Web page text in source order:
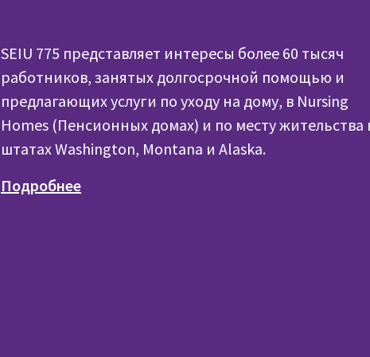
SEIU 775 представляет интересы более 60 тысяч
работников, занятых долгосрочной помощью и
предлагающих услуги по уходу на дому, в Nursing
Homes (Пенсионных домах) и по месту жительства
штатах Washington, Montana и Alaska.
Подробнее